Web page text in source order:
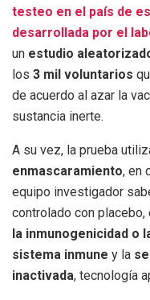
testeo en el país de
desarrollada por el
un estudio
los 3 mil voluntarios
de acuerdo al azar la
sustancia inerte.
A su vez, la prueba
enmascaramiento, en
equipo investigador
controlado con
la inmunogenicidad o
sistema inmune y la
inactivada, tecnología